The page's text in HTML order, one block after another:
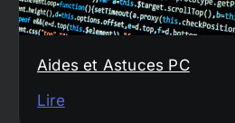
Aides et Astuces PC
Lire